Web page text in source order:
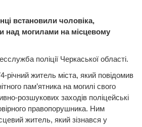
встановили чоловіка,
над могилами на місцевому
поліції Черкаської області.
річний житель міста, який повідомив
пам’ятника на могилі свого
розшукових заходів поліцейські
правопорушника. Ним
житель, який зізнався у